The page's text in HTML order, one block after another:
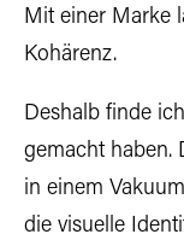
Mit einer Marke
Kohärenz.
Deshalb finde
gemacht haben.
in einem
die visuelle